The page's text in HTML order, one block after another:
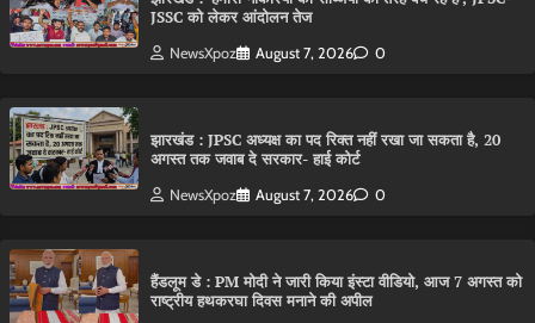
JSSC को लेकर आंदोलन तेज
NewsXpoz August 7, 2026 0
झारखंड : JPSC अध्यक्ष का पद रिक्त नहीं रखा जा सकता है, 20
अगस्त तक जवाब दे सरकार- हाई कोर्ट
NewsXpoz August 7, 2026 0
हैंडलूम डे : PM मोदी ने जारी किया इंस्टा वीडियो, आज 7 अगस्त को
राष्ट्रीय हथकरघा दिवस मनाने की अपील